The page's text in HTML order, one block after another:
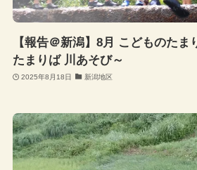
【報告＠新潟】8月 こどものた
たまりば 川あそび～
2025年8月18日 新潟地区